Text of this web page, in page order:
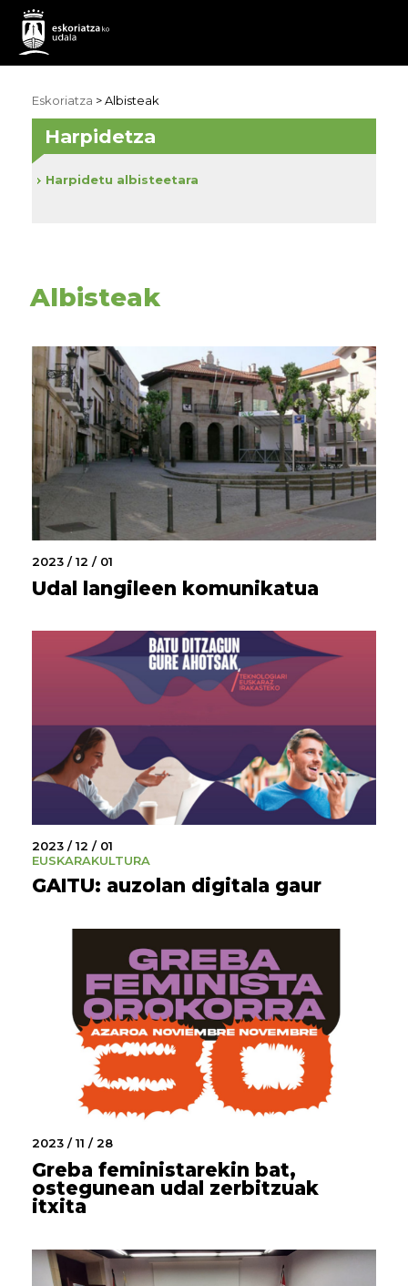
Eskoriatza >Albisteak
Albisteak
2023 / 12 / 01
Udal langileen komunikatua
2023 / 12 / 01
EUSKARAKULTURA
GAITU: auzolan digitala gaur
2023 / 11 / 28
Greba feministarekin bat,
ostegunean udal zerbitzuak
itxita
Harpidetza
Harpidetu albisteetara